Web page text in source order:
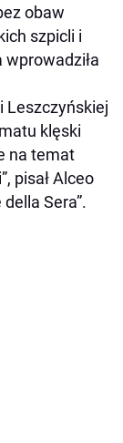
obaw
szpicli i
wprowadziła
Leszczyńskiej
klęski
na temat
pisał Alceo
Sera”.